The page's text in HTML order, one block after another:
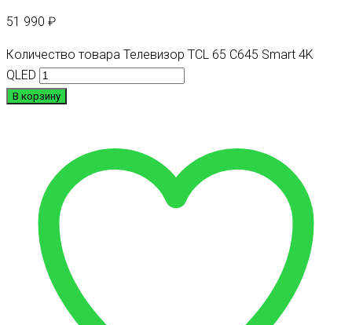
51 990 ₽
Количество товара Телевизор TCL 65 C645 Smart 4K
QLED
В корзину